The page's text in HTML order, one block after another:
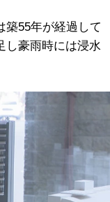
55年が経過して
し豪雨時には浸水